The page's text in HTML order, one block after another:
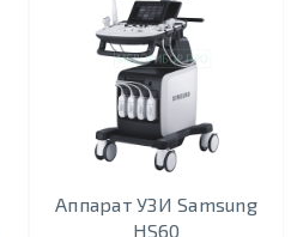
Аппарат УЗИ Samsung
HS60